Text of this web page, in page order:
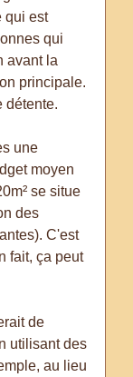
qui est
qui
avant la
principale.
détente.
une
moyen
se situe
des
C'est
fait, ça peut
de
utilisant des
au lieu